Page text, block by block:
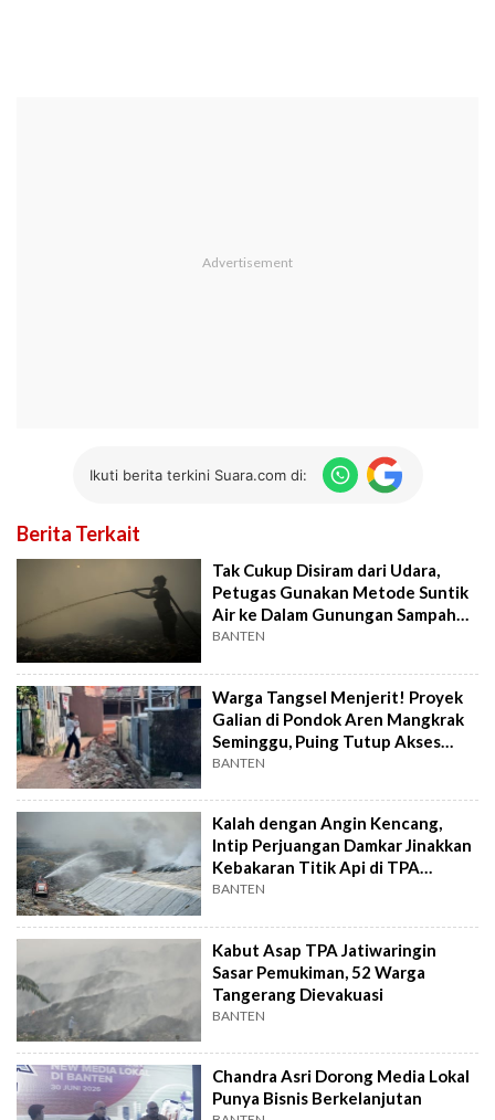
Ikuti berita terkini Suara.com di:
Berita Terkait
Tak Cukup Disiram dari Udara,
Petugas Gunakan Metode Suntik
Air ke Dalam Gunungan Sampah
TPA
BANTEN
Warga Tangsel Menjerit! Proyek
Galian di Pondok Aren Mangkrak
Seminggu, Puing Tutup Akses
Jalan
BANTEN
Kalah dengan Angin Kencang,
Intip Perjuangan Damkar Jinakkan
Kebakaran Titik Api di TPA
Jatiwaringin
BANTEN
Kabut Asap TPA Jatiwaringin
Sasar Pemukiman, 52 Warga
Tangerang Dievakuasi
BANTEN
Chandra Asri Dorong Media Lokal
Punya Bisnis Berkelanjutan